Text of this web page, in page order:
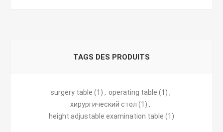
TAGS DES PRODUITS
surgery table (1) , operating table (1) ,
хирургический стол (1) ,
height adjustable examination table (1)